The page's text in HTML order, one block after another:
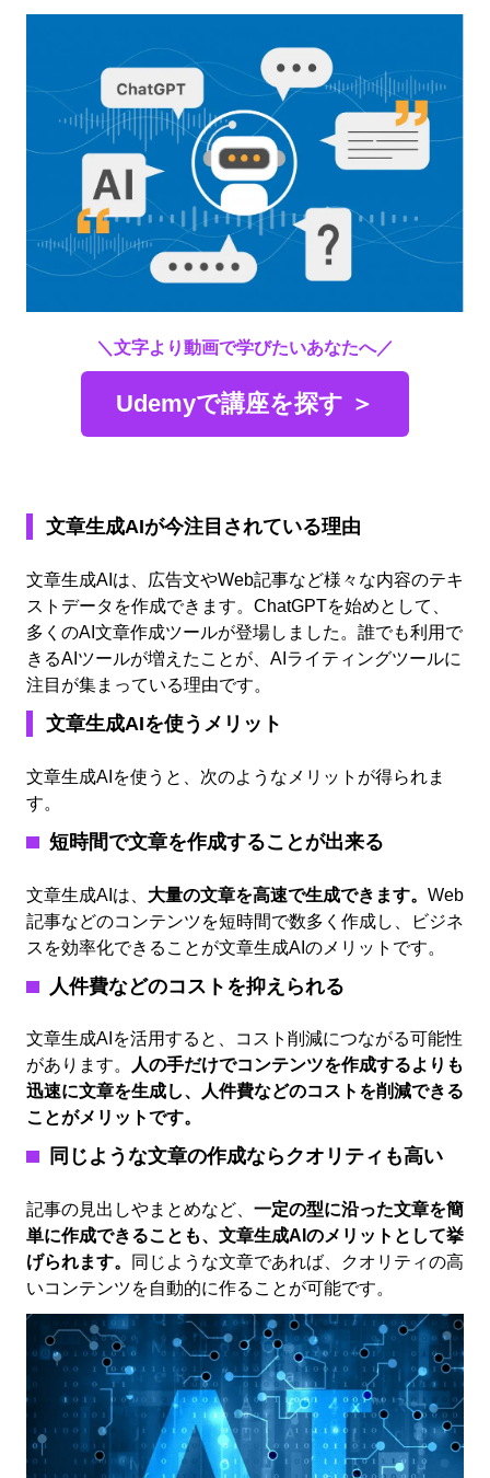
＼文字より動画で学びたいあなたへ／
Udemyで講座を探す ＞
文章生成AIが今注目されている理由
文章生成AIは、広告文やWeb記事など様々な内容のテキ
ストデータを作成できます。ChatGPTを始めとして、
多くのAI文章作成ツールが登場しました。誰でも利用で
きるAIツールが増えたことが、AIライティングツールに
注目が集まっている理由です。
文章生成AIを使うメリット
文章生成AIを使うと、次のようなメリットが得られま
す。
短時間で文章を作成することが出来る
文章生成AIは、 大量の文章を高速で生成できます。 Web
記事などのコンテンツを短時間で数多く作成し、ビジネ
スを効率化できることが文章生成AIのメリットです。
人件費などのコストを抑えられる
文章生成AIを活用すると、コスト削減につながる可能性
があります。
人の手だけでコンテンツを作成するよりも
迅速に文章を生成し、人件費などのコストを削減できる
ことがメリットです。
同じような文章の作成ならクオリティも高い
記事の見出しやまとめなど、 一定の型に沿った文章を簡
単に作成できることも、文章生成AIのメリットとして挙
げられます。 同じような文章であれば、クオリティの高
いコンテンツを自動的に作ることが可能です。